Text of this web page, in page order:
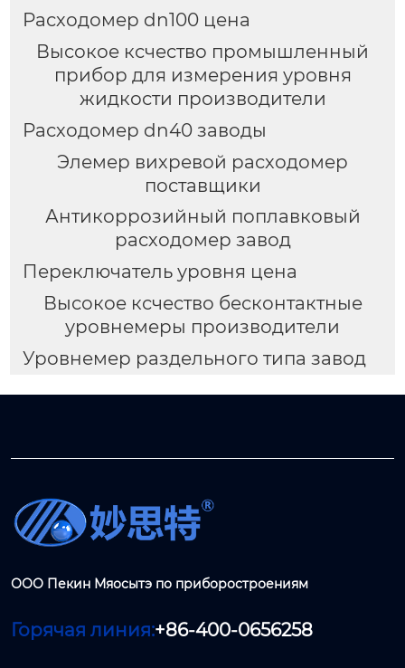
Расходомер dn100 цена
Высокое ксчество промышленный
прибор для измерения уровня
жидкости производители
Расходомер dn40 заводы
Элемер вихревой расходомер
поставщики
Антикоррозийный поплавковый
расходомер завод
Переключатель уровня цена
Высокое ксчество бесконтактные
уровнемеры производители
Уровнемер раздельного типа завод
ООО Пекин Мяосытэ по приборостроениям
Горячая линия:+86-400-0656258